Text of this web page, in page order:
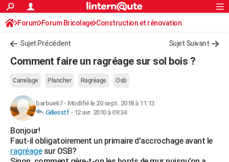
ACTUALITÉS
Politique
Société
Faits Divers
Education
Monde
Villes
+
AUTO
Essais
Réserver un essai
Citadines
Berlines
SUV
Forum auto
+HIGH-TECH
Mobiles
Meilleur smartphone
Internet
Ordinateurs
Jeux vidéo
Guide high-tech
+BRICOLAGE
Forum
Aménagement intérieur
Extérieur
Cuisine
Salle de bains
Jardinage
Rangement
WEEK-END
Rechercher
S'inscrire
Connexion
Forum Forum Bricolage Construction et rénovation
Sujet Précédent Sujet Suivant
Comment faire un ragréage sur sol bois ?
Carrelage Plancher Ragréage Osb
barbue67- Modifié le 20 sept. 2018 à 11:13
Gillesstf- 12 avr. 2010 à 09:34
Bonjour!
Faut-il obligatoirement un primaire d'accrochage avant le
ragréagesur OSB?